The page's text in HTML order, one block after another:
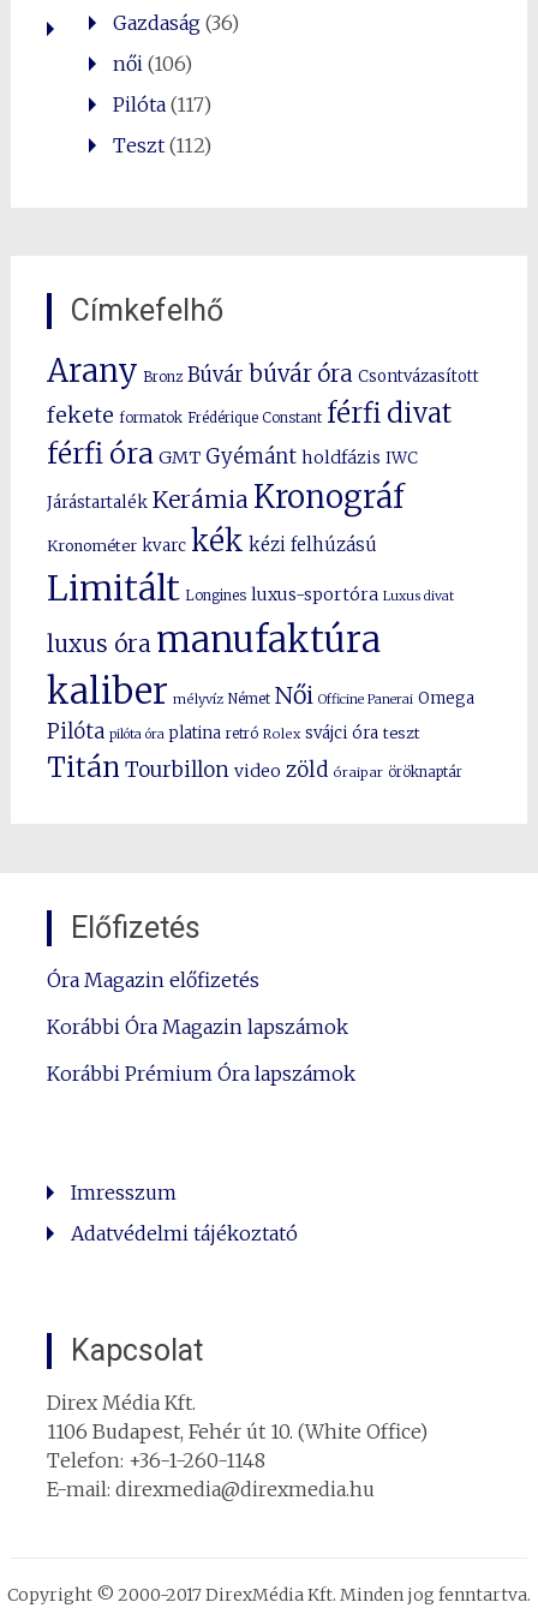
Gazdaság(36)
női (106)
Pilóta(117)
Teszt(112)
Címkefelhő
Arany Bronz Búvár búvár óra Csontvázasított
fekete formatok Frédérique Constant férfi divat
férfi óra GMT Gyémánt holdfázis IWC
Járástartalék Kerámia Kronográf
Kronométer kvarc kék kézi felhúzású
Limitált Longines luxus-sportóra Luxus divat
luxus óra manufaktúra
kaliber mélyvíz Német Női Officine Panerai Omega
Pilóta pilóta óra platina retró Rolex svájci óra teszt
Titán Tourbillon video zöld óraipar öröknaptár
Előfizetés
Óra Magazin előfizetés
Korábbi Óra Magazin lapszámok
Korábbi Prémium Óra lapszámok
Imresszum
Adatvédelmi tájékoztató
Kapcsolat
Direx Média Kft.
1106 Budapest, Fehér út 10. (White Office)
Telefon: +36-1-260-1148
E-mail: direxmedia@direxmedia.hu
Copyright © 2000-2017 DirexMédia Kft. Minden jog fenntartva.